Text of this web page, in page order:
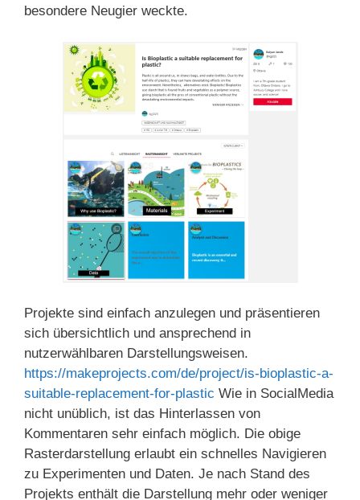
besondere Neugier weckte.
Projekte sind einfach anzulegen und präsentieren
sich übersichtlich und ansprechend in
nutzerwählbaren Darstellungsweisen.
https://makeprojects.com/de/project/is-bioplastic-a-
suitable-replacement-for-plastic Wie in SocialMedia
nicht unüblich, ist das Hinterlassen von
Kommentaren sehr einfach möglich. Die obige
Rasterdarstellung erlaubt ein schnelles Navigieren
zu Experimenten und Daten. Je nach Stand des
Projekts enthält die Darstellung mehr oder weniger